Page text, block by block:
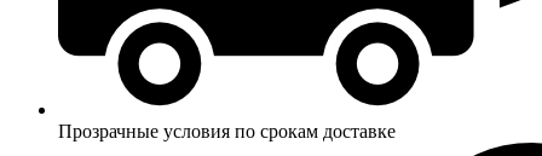
Прозрачные условия по срокам доставке